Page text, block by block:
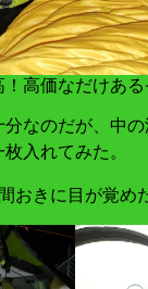
高価なだけある
なのだが、中
入れてみた。
おきに目が覚め